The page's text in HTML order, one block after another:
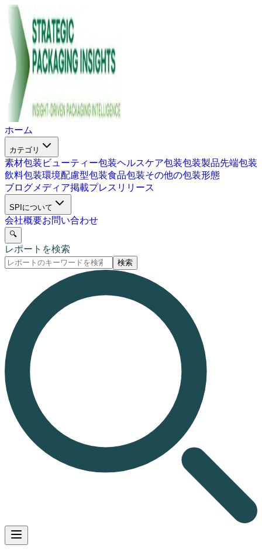
ホーム
カテゴリ
素材包装 ビューティー包装ヘルスケア包装包装製品先端包装
飲料包装環境配慮型包装食品包装その他の包装形態
ブログメディア掲載プレスリリース
SPIについて
会社概要お問い合わせ
🔍
レポートを検索
検索